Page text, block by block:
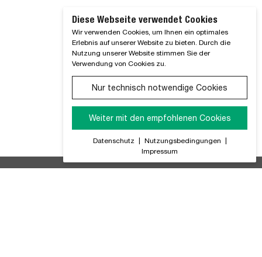
Diese Webseite verwendet Cookies
Wir verwenden Cookies, um Ihnen ein optimales
Erlebnis auf unserer Website zu bieten. Durch die
Nutzung unserer Website stimmen Sie der
Verwendung von Cookies zu.
Nur technisch notwendige Cookies
Weiter mit den empfohlenen Cookies
Datenschutz | Nutzungsbedingungen |
Impressum